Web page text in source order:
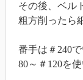
その後、ベル
粗方削ったら
番手は＃240
80～＃120を